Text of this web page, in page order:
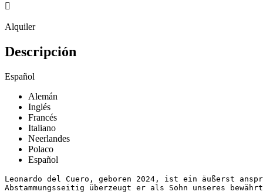

Alquiler
Descripción
Español
Alemán
Inglés
Francés
Italiano
Neerlandes
Polaco
Español
Leonardo del Cuero, geboren 2024, ist ein äußerst
Abstammungsseitig überzeugt er als Sohn unseres